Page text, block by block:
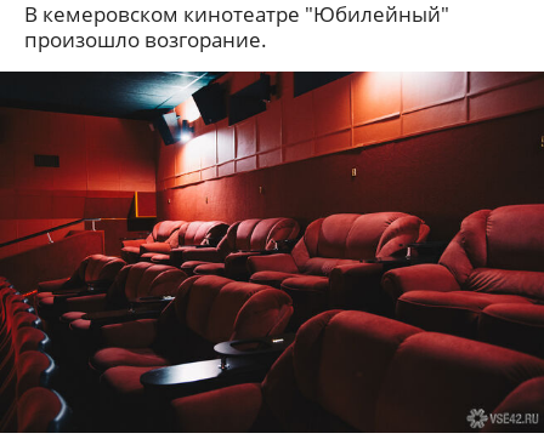
В кемеровском кинотеатре "Юбилейный"
произошло возгорание.